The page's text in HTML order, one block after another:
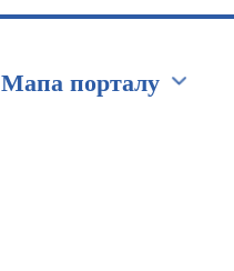
Мапа порталу